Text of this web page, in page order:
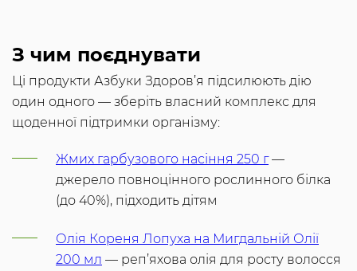
З чим поєднувати
Ці продукти Азбуки Здоров’я підсилюють дію
один одного — зберіть власний комплекс для
щоденної підтримки організму:
Жмих гарбузового насіння 250 г—
джерело повноцінного рослинного білка
(до 40%), підходить дітям
Олія Кореня Лопуха на Мигдальній Олії
200 мл — реп’яхова олія для росту волосся